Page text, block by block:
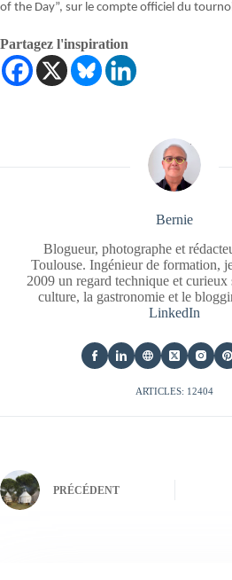
of the Day”, sur le compte officiel du
Partagez l'inspiration
Bernie
Blogueur, photographe et
Toulouse. Ingénieur de formation,
2009 un regard technique et curieux
culture, la gastronomie et le
LinkedIn
ARTICLES: 12404
PRÉCÉDENT